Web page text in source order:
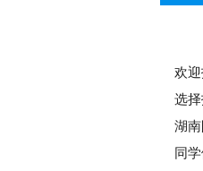
欢
选
湖
同